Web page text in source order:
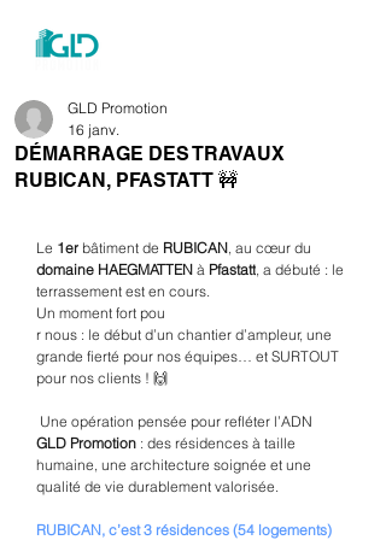
DÉMARRAGE DES TRAVAUX
RUBICAN, PFASTATT 🚧
GLD Promotion
16 janv.
Le 1er bâtiment de RUBICAN, au cœur du
domaine HAEGMATTEN à Pfastatt, a débuté : le
terrassement est en cours.
Un moment fort pou
r nous : le début d’un chantier d’ampleur, une
grande fierté pour nos équipes… et SURTOUT
pour nos clients ! 🙌
Une opération pensée pour refléter l’ADN
GLD Promotion : des résidences à taille
humaine, une architecture soignée et une
qualité de vie durablement valorisée.
RUBICAN, c’est 3 résidences (54 logements)